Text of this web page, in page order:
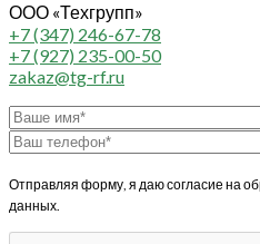
ООО «Техгрупп»
+7 (347) 246-67-78
+7 (927) 235-00-50
zakaz@tg-rf.ru
Отправляя форму, я даю согласие на
данных.